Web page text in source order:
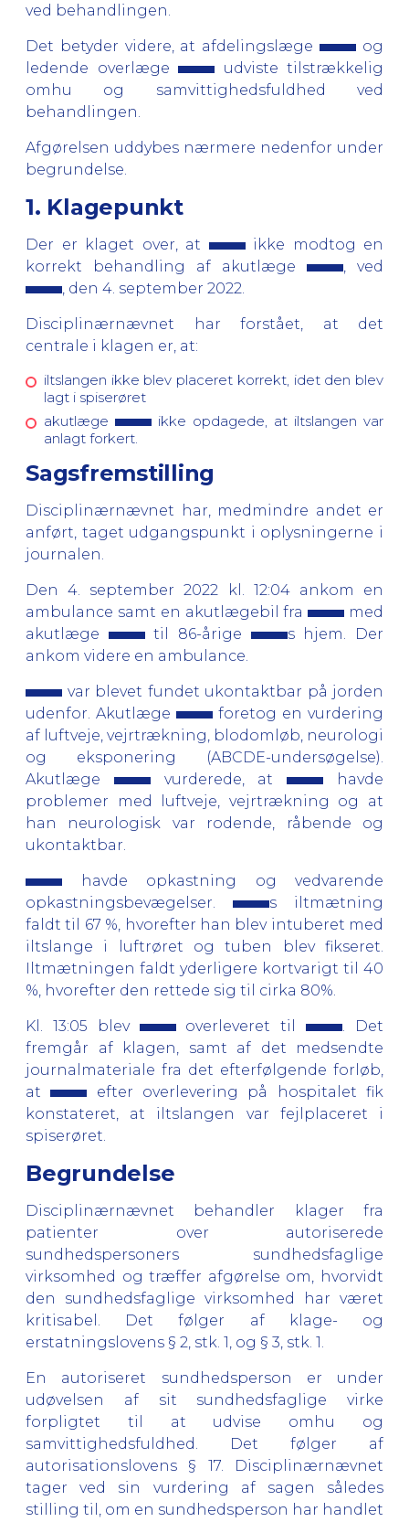
ved behandlingen.
Det betyder videre, at afdelingslæge
og
ledende overlæge
udviste tilstrækkelig
omhu og samvittighedsfuldhed ved
behandlingen.
Afgørelsen uddybes nærmere nedenfor under
begrundelse.
1. Klagepunkt
Der er klaget over, at
ikke modtog en
korrekt behandling af akutlæge
, ved
, den 4. september 2022.
Disciplinærnævnet har forstået, at det
centrale i klagen er, at:
iltslangen ikke blev placeret korrekt, idet den blev
lagt i spiserøret
akutlæge
ikke opdagede, at iltslangen var
anlagt forkert.
Sagsfremstilling
Disciplinærnævnet har, medmindre andet er
anført, taget udgangspunkt i oplysningerne i
journalen.
Den 4. september 2022 kl. 12:04 ankom en
ambulance samt en akutlægebil fra
med
akutlæge
til 86-årige
s hjem. Der
ankom videre en ambulance.
var blevet fundet ukontaktbar på jorden
udenfor. Akutlæge
foretog en vurdering
af luftveje, vejrtrækning, blodomløb, neurologi
og eksponering (ABCDE-undersøgelse).
Akutlæge
vurderede, at
havde
problemer med luftveje, vejrtrækning og at
han neurologisk var rodende, råbende og
ukontaktbar.
havde opkastning og vedvarende
opkastningsbevægelser.
s iltmætning
faldt til 67 %, hvorefter han blev intuberet med
iltslange i luftrøret og tuben blev fikseret.
Iltmætningen faldt yderligere kortvarigt til 40
%, hvorefter den rettede sig til cirka 80%.
Kl. 13:05 blev overleveret til
. Det
fremgår af klagen, samt af det medsendte
journalmateriale fra det efterfølgende forløb,
at
efter overlevering på hospitalet fik
konstateret, at iltslangen var fejlplaceret i
spiserøret.
Begrundelse
Disciplinærnævnet behandler klager fra
patienter over autoriserede
sundhedspersoners sundhedsfaglige
virksomhed og træffer afgørelse om, hvorvidt
den sundhedsfaglige virksomhed har været
kritisabel. Det følger af klage- og
erstatningslovens § 2, stk. 1, og § 3, stk. 1.
En autoriseret sundhedsperson er under
udøvelsen af sit sundhedsfaglige virke
forpligtet til at udvise omhu og
samvittighedsfuldhed. Det følger af
autorisationslovens § 17. Disciplinærnævnet
tager ved sin vurdering af sagen således
stilling til, om en sundhedsperson har handlet